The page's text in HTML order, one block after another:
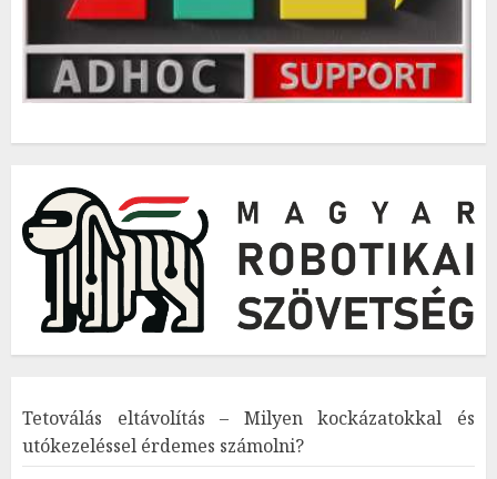
Tetoválás eltávolítás – Milyen kockázatokkal és
utókezeléssel érdemes számolni?